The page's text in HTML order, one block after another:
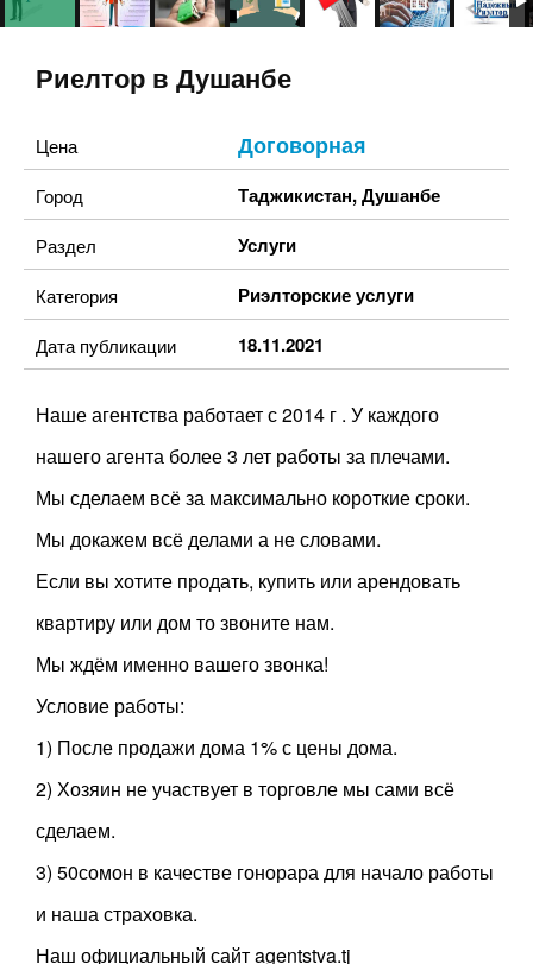
Риелтор в Душанбе
Цена Договорная
Город Таджикистан,Душанбе
Раздел Услуги
Категория Риэлторские услуги
Дата публикации 18.11.2021
Наше агентства работает с 2014 г . У каждого
нашего агента более 3 лет работы за плечами.
Мы сделаем всё за максимально короткие сроки.
Мы докажем всё делами а не словами.
Если вы хотите продать, купить или арендовать
квартиру или дом то звоните нам.
Мы ждём именно вашего звонка!
Условие работы:
1) После продажи дома 1% с цены дома.
2) Хозяин не участвует в торговле мы сами всё
сделаем.
3) 50сомон в качестве гонорара для начало работы
и наша страховка.
Наш официальный сайт agentstva.tj